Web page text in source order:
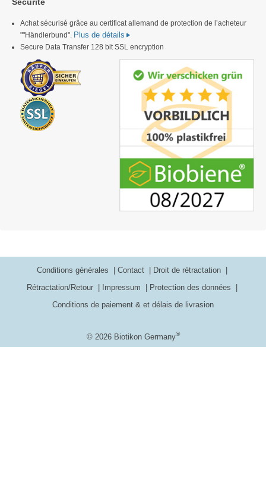
Sécurité
Achat sécurisé grâce au certificat allemand de protection de l’acheteur
""Händlerbund". Plus de détails
Secure Data Transfer 128 bit SSL encryption
© 2026 Biotikon Germany®
Conditions générales Contact
Droit de rétractation
Rétractation/Retour
Impressum
Protection des données
Conditions de paiement & et délais de livrasion